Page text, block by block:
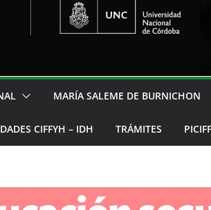
MARÍA SALEME DE BURNICHON
CIFFYH – IDH TRÁMITES